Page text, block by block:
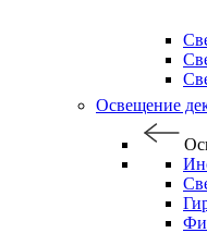
Освещение